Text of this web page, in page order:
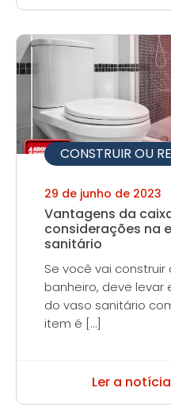
CONSTRUIR OU
29 de junho de 2023
Vantagens da
considerações na
sanitário
Se você vai
banheiro, deve levar
do vaso sanitário
item é […]
Ler a